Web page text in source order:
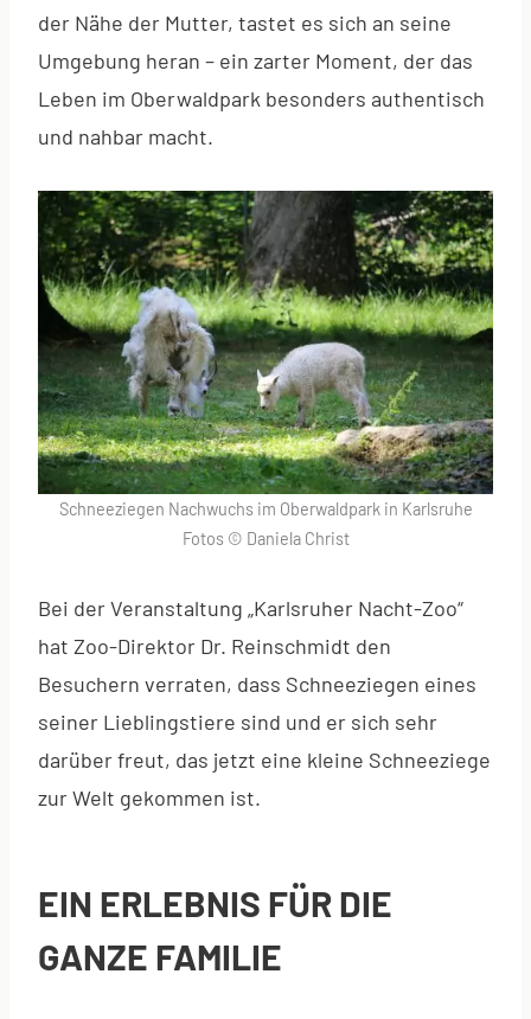
der Nähe der Mutter, tastet es sich an seine
Umgebung heran – ein zarter Moment, der das
Leben im Oberwaldpark besonders authentisch
und nahbar macht.
Schneeziegen Nachwuchs im Oberwaldpark in Karlsruhe
Fotos © Daniela Christ
Bei der Veranstaltung „Karlsruher Nacht-Zoo“
hat Zoo-Direktor Dr. Reinschmidt den
Besuchern verraten, dass Schneeziegen eines
seiner Lieblingstiere sind und er sich sehr
darüber freut, das jetzt eine kleine Schneeziege
zur Welt gekommen ist.
EIN ERLEBNIS FÜR DIE
GANZE FAMILIE